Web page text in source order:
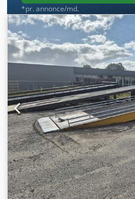
*pr. annonce/md.